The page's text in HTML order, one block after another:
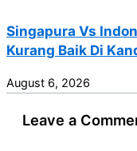
Singapura Vs
Kurang Baik Di
August 6, 2026
Leave a